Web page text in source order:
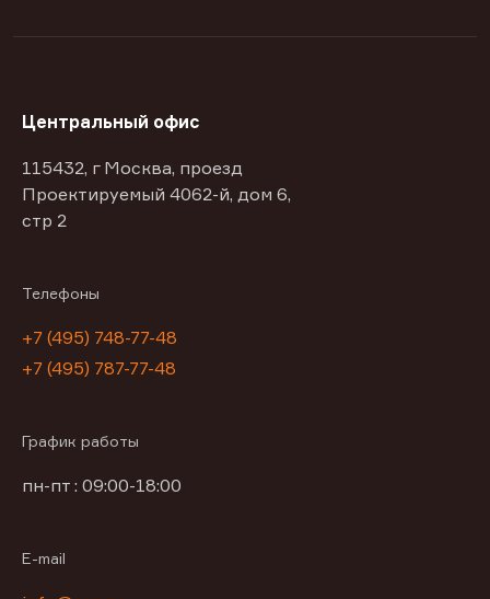
Центральный офис
115432, г Москва, проезд
Проектируемый 4062-й, дом 6,
стр 2
Телефоны
+7 (495) 748-77-48
+7 (495) 787-77-48
График работы
пн-пт : 09:00-18:00
E-mail